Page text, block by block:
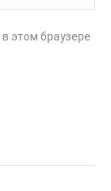
этом браузере